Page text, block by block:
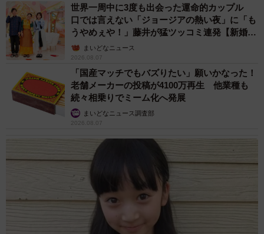
世界一周中に3度も出会った運命的カップル
口では言えない「ジョージアの熱い夜」に「も
うやめぇや！」藤井が猛ツッコミ連発【新婚さ
ん】まいどなニュース
2026.08.07
「国産マッチでもバズりたい」願いかなった！
老舗メーカーの投稿が4100万再生 他業種も
続々相乗りでミーム化へ発展
まいどなニュース調査部
2026.08.07